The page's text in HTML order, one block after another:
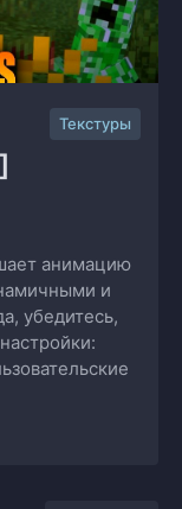
Текстуры
анимацию
и
убедитесь,